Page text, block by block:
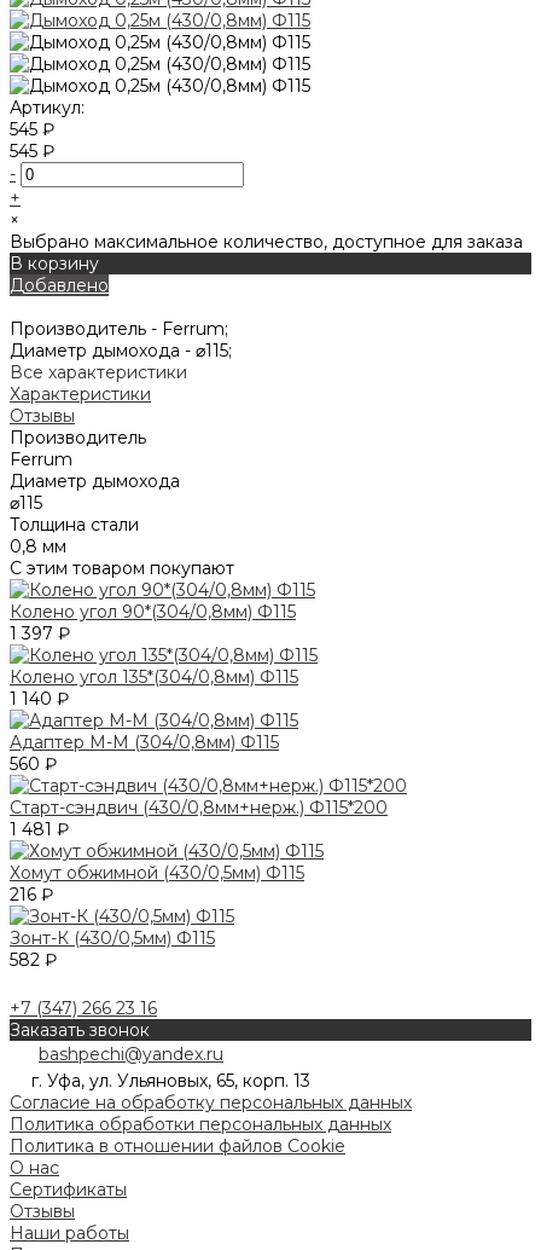
Артикул:
545 ₽
545 ₽
-
+
×
Выбрано максимальное количество, доступное для заказа
В корзину
Добавлено
Производитель - Ferrum;
Диаметр дымохода - ⌀115;
Все характеристики
Характеристики
Отзывы
Производитель
Ferrum
Диаметр дымохода
⌀115
Толщина стали
0,8 мм
С этим товаром покупают
Колено угол 90*(304/0,8мм) Ф115
1 397 ₽
Колено угол 135*(304/0,8мм) Ф115
1 140 ₽
Адаптер М-М (304/0,8мм) Ф115
560 ₽
Старт-сэндвич (430/0,8мм+нерж.) Ф115*200
1 481 ₽
Хомут обжимной (430/0,5мм) Ф115
216 ₽
Зонт-К (430/0,5мм) Ф115
582 ₽
+7 (347) 266 23 16
Заказать звонок
bashpechi@yandex.ru
г. Уфа, ул. Ульяновых, 65, корп. 13
Согласие на обработку персональных данных
Политика обработки персональных данных
Политика в отношении файлов Cookie
О нас
Сертификаты
Отзывы
Наши работы